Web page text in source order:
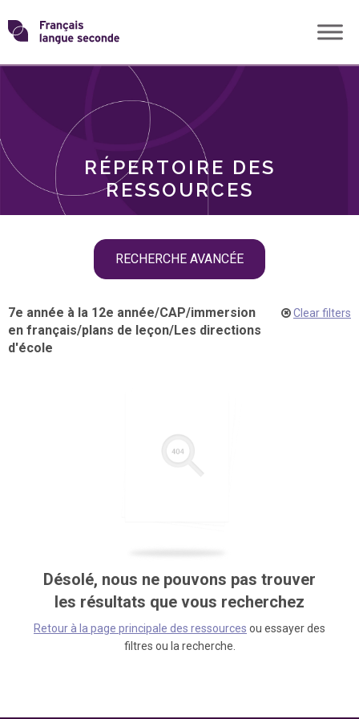
Skip
toTransformons
langue
RÉPERTOIRE DES
RESSOURCES
RECHERCHE AVANCÉE
THÈMES
7e année à la 12e année/CAP/immersion
en français/plans de leçon/Les directions
d'école
Clear filters
Désolé, nous ne pouvons pas trouver
les résultats que vous recherchez
Retour à la page principale des ressources ou essayer des
filtres ou la recherche.